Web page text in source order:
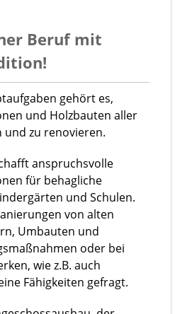
Beruf mit
gehört es,
und Holzbauten aller
zu renovieren.
anspruchsvolle
für behagliche
und Schulen.
von alten
Umbauten und
oder bei
wie z.B. auch
Fähigkeiten gefragt.